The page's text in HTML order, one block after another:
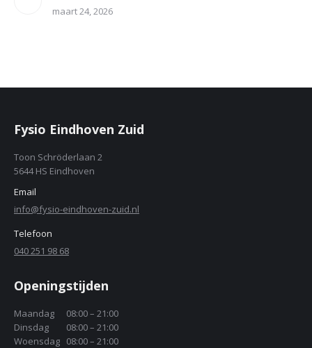
maart 24, 2026
Fysio Eindhoven Zuid
Toon Schröderlaan 2
5644 HS Eindhoven
Email
info@fysio-eindhoven-zuid.nl
Telefoon
040 251 98 68
Openingstijden
Maandag
08:00 – 21:00
Dinsdag
08:00 – 21:00
Woensdag 08:00 – 21:00